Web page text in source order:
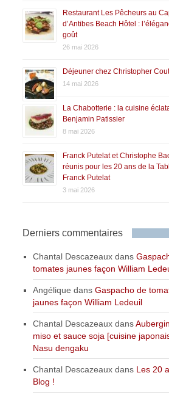
Restaurant Les Pêcheurs au
d’Antibes Beach Hôtel :
goût
26 mai 2026
Déjeuner chez Christopher
14 mai 2026
La Chabotterie : la cuisine
Benjamin Patissier
8 mai 2026
Franck Putelat et Christophe
réunis pour les 20 ans de la
Franck Putelat
3 mai 2026
Derniers commentaires
Chantal Descazeaux dans
tomates jaunes façon William
Angélique dansGaspacho de
jaunes façon William Ledeuil
Chantal Descazeaux dans
miso et sauce soja [cuisine
Nasu dengaku
Chantal Descazeaux dans Les 20
Blog !